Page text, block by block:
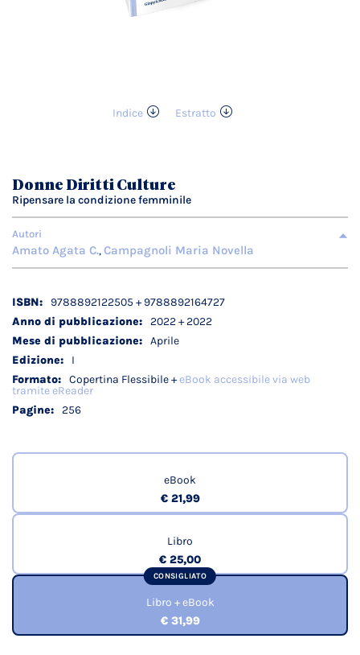
Indice
Estratto
galleria
di
immagini
Donne Diritti Culture
Ripensare la condizione femminile
Autori
Amato Agata C.,Campagnoli Maria Novella
Dettagli
tecnici
9788892122505 + 9788892164727
2022 + 2022
Aprile
I
Copertina Flessibile +eBook accessibile via web
tramite eReader
256
eBook
€ 21,99
Libro
€ 25,00
CONSIGLIATO
Libro + eBook
€ 31,99